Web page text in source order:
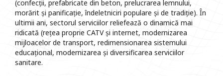
(confecții, prefabricate din beton, prelucrarea lemnului,
morărit și panificație, îndeletniciri populare și de tradiție). În
ultimii ani, sectorul serviciilor reliefează o dinamică mai
ridicată (rețea proprie CATV și internet, modernizarea
mijloacelor de transport, redimensionarea sistemului
educațional, modernizarea și diversificarea serviciilor
sanitare.